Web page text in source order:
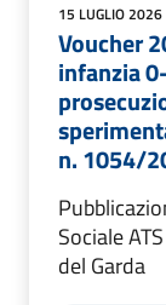
15 LUGLIO 2026
Voucher
infanzia
n. 1054/
Sociale
del Garda